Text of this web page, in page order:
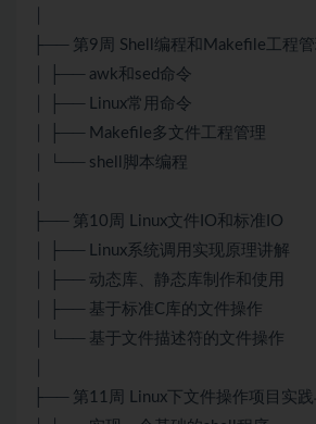
├── 第9周 Shell编程和Makefile工程管
│ ├── awk和sed命令
│ ├── Linux常用命令
│ ├── Makefile多文件工程管理
│ └── shell脚本编程
├── 第10周 Linux文件IO和标准IO
│ ├── Linux系统调用实现原理讲解
│ ├── 动态库、静态库制作和使用
│ ├── 基于标准C库的文件操作
│ └── 基于文件描述符的文件操作
├── 第11周 Linux下文件操作项目实践